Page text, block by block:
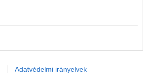
Adatvédelmi irányelvek